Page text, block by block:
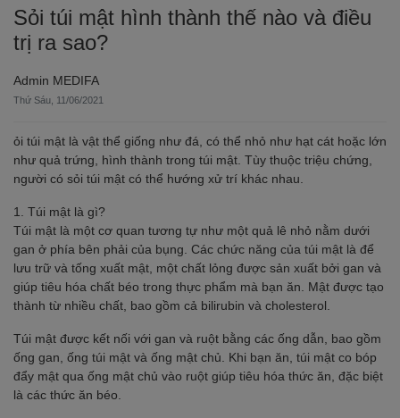
Sỏi túi mật hình thành thế nào và điều
trị ra sao?
Admin MEDIFA
Thứ Sáu, 11/06/2021
ỏi túi mật là vật thể giống như đá, có thể nhỏ như hạt cát hoặc lớn
như quả trứng, hình thành trong túi mật. Tùy thuộc triệu chứng,
người có sỏi túi mật có thể hướng xử trí khác nhau.
1. Túi mật là gì?
Túi mật là một cơ quan tương tự như một quả lê nhỏ nằm dưới
gan ở phía bên phải của bụng. Các chức năng của túi mật là để
lưu trữ và tống xuất mật, một chất lỏng được sản xuất bởi gan và
giúp tiêu hóa chất béo trong thực phẩm mà bạn ăn. Mật được tạo
thành từ nhiều chất, bao gồm cả bilirubin và cholesterol.
Túi mật được kết nối với gan và ruột bằng các ống dẫn, bao gồm
ống gan, ống túi mật và ống mật chủ. Khi bạn ăn, túi mật co bóp
đẩy mật qua ống mật chủ vào ruột giúp tiêu hóa thức ăn, đặc biệt
là các thức ăn béo.